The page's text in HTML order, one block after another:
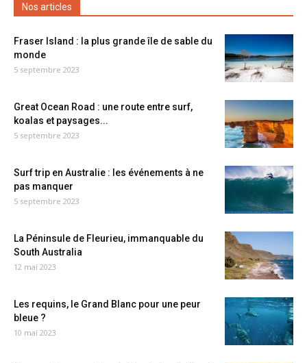
Nos articles
Fraser Island : la plus grande île de sable du
monde
5 septembre 2023
Great Ocean Road : une route entre surf,
koalas et paysages...
5 septembre 2023
Surf trip en Australie : les événements à ne
pas manquer
5 septembre 2023
La Péninsule de Fleurieu, immanquable du
South Australia
12 mai 2023
Les requins, le Grand Blanc pour une peur
bleue ?
10 mai 2023